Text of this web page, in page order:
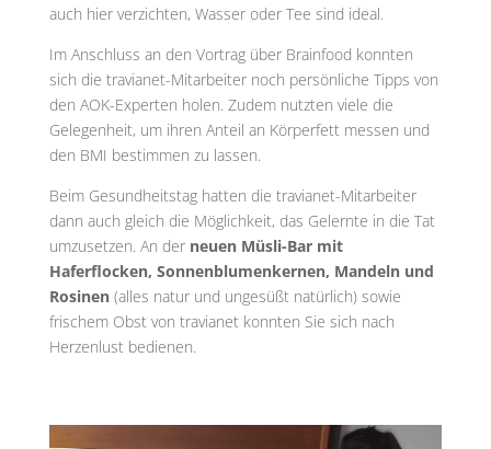
auch hier verzichten, Wasser oder Tee sind ideal.
Im Anschluss an den Vortrag über Brainfood konnten
sich die travianet-Mitarbeiter noch persönliche Tipps von
den AOK-Experten holen. Zudem nutzten viele die
Gelegenheit, um ihren Anteil an Körperfett messen und
den BMI bestimmen zu lassen.
Beim Gesundheitstag hatten die travianet-Mitarbeiter
dann auch gleich die Möglichkeit, das Gelernte in die Tat
umzusetzen. An der neuen Müsli-Bar mit
Haferflocken, Sonnenblumenkernen, Mandeln und
Rosinen(alles natur und ungesüßt natürlich) sowie
frischem Obst von travianet konnten Sie sich nach
Herzenlust bedienen.